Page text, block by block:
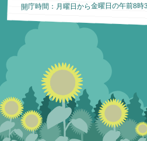
開庁時間：月曜日から金曜日の午前8